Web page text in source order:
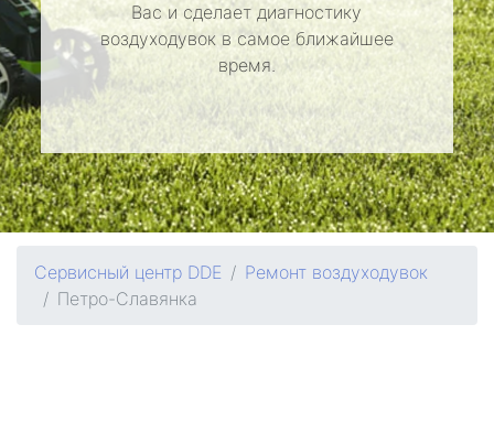
Вас и сделает диагностику
воздуходувок в самое ближайшее
время.
Сервисный центр DDE
Ремонт воздуходувок
Петро-Славянка